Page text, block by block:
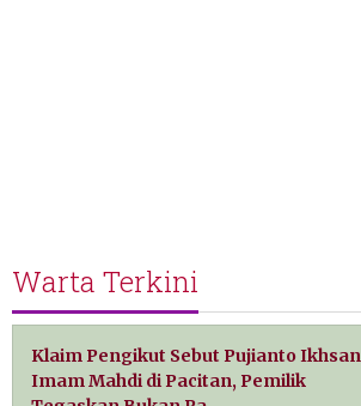
Warta Terkini
Klaim Pengikut Sebut Pujianto Ikhsan
Imam Mahdi di Pacitan, Pemilik